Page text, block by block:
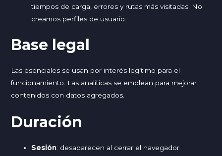
tiempos de carga, errores y rutas más visitadas. No
creamos perfiles de usuario.
Base legal
Las esenciales se usan por interés legítimo para el
funcionamiento. Las analíticas se emplean para mejorar
contenidos con datos agregados.
Duración
Sesión: desaparecen al cerrar el navegador.